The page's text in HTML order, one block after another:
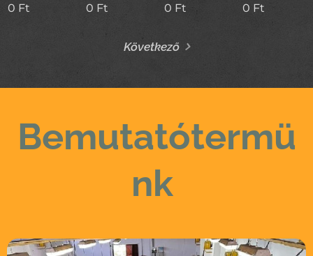
0 Ft 0 Ft 0 Ft 0 Ft
Következő
Bemutatótermü
nk